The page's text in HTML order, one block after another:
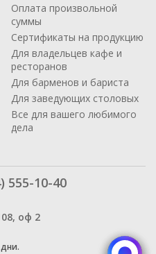
Оплата произвольной
суммы
Сертификаты на продукцию
Для владельцев кафе и
ресторанов
Для барменов и бариста
Для заведующих столовых
Все для вашего любимого
дела
555-10-40
оф 2